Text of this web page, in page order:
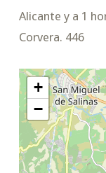
Alicante y a 1
Corvera. 446
+
−